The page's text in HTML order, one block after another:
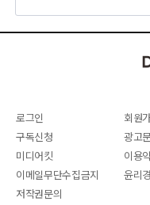
로그인 회원
구독신청
광고
미디어킷
이용
이메일무단수집금지
윤리
저작권문의